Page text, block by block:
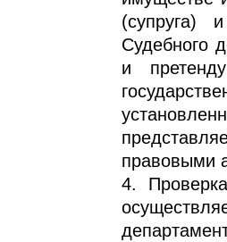
(супруга)
Судебного
и
правовыми
4.